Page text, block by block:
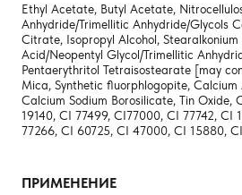
Ethyl Acetate, Butyl Acetate,
Anhydride/Trimellitic Anhydride/Glycols
Citrate, Isopropyl Alcohol,
Acid/Neopentyl Glycol/Trimellitic
Pentaerythritol Tetraisostearate [may
Mica, Synthetic fluorphlogopite, Calcium
Calcium Sodium Borosilicate, Tin Oxide,
19140, CI 77499, CI77000, CI 77742, CI
77266, CI 60725, CI 47000, CI 15880,
ПРИМЕНЕНИЕ